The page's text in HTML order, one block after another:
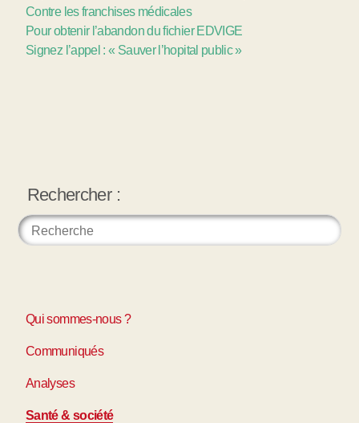
Contre les franchises médicales
Pour obtenir l’abandon du fichier EDVIGE
Signez l’appel : « Sauver l’hopital public »
Rechercher :
Qui sommes-nous ?
Communiqués
Analyses
Santé & société